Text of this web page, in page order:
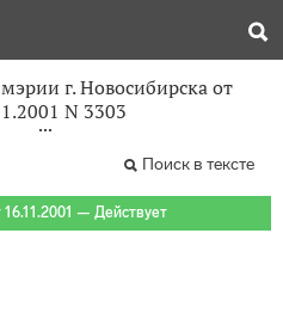
г. Новосибирска от
N 3303
Поиск в тексте
16.11.2001 — Действует